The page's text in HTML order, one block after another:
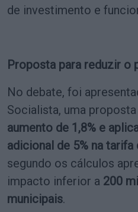
de investimento e
Proposta para reduzir o
No debate, foi
Socialista, uma proposta
aumento de 1,8% e
adicional de 5% na tarifa
segundo os cálculos
impacto inferior a 200
municipais.